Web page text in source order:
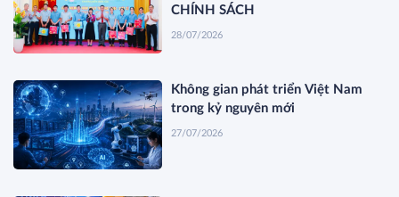
CHÍNH SÁCH
28/07/2026
Không gian phát triển Việt Nam
trong kỷ nguyên mới
27/07/2026